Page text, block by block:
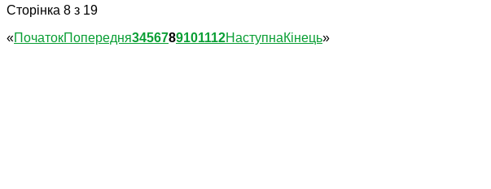
Сторінка 8 з 19
«ПочатокПопередня3456789101112НаступнаКінець»